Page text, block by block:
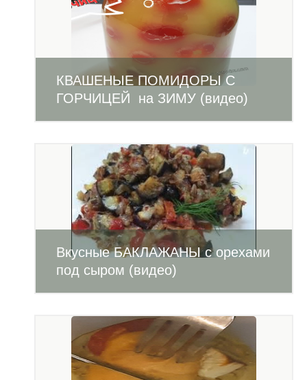
КВАШЕНЫЕ ПОМИДОРЫ С
ГОРЧИЦЕЙ на ЗИМУ (видео)
Вкусные БАКЛАЖАНЫ с орехами
под сыром (видео)